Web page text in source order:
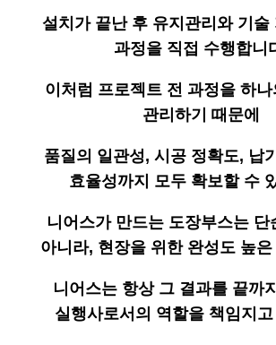
설치가 끝난 후 유지관리와 기술
과정을 직접 수행합니
이처럼 프로젝트 전 과정을 하
관리하기 때문에
품질의 일관성, 시공 정확도, 납
효율성까지 모두 확보할 수
니어스가 만드는 도장부스는 단
아니라, 현장을 위한 완성도 높
니어스는 항상 그 결과를 끝까
실행사로서의 역할을 책임지